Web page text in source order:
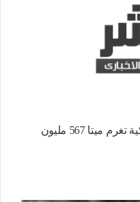
في أكبر حكم قضائي، محكمة أمريكية تغرم ميتا 567 مليون